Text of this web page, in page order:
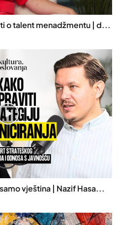
o talent menadžmentu | d...
vještina | Nazif Hasa...